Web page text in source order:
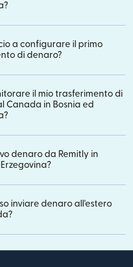
a configurare il primo
di denaro?
il mio trasferimento di
Canada in Bosnia ed
denaro da Remitly in
inviare denaro all'estero